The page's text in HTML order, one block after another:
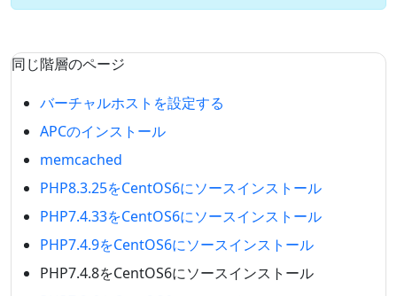
同じ階層のページ
バーチャルホストを設定する
APCのインストール
memcached
PHP8.3.25をCentOS6にソースインストール
PHP7.4.33をCentOS6にソースインストール
PHP7.4.9をCentOS6にソースインストール
PHP7.4.8をCentOS6にソースインストール